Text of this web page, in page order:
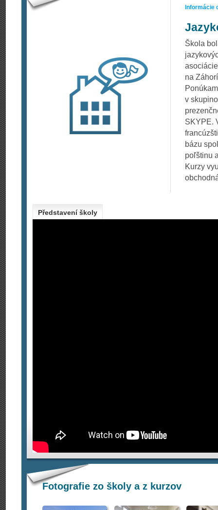
Informácie
Škola
na
v
SKYPE.
bázu
poľštinu
Kurzy
Představení školy
Fotografie zo školy a z kurzov